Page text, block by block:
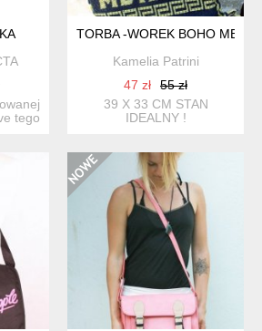
tego
TORBA -WOREK BOHO
Kamelia Patrini
47 zł
55 zł
39 X 33 CM STAN
IDEALNY !